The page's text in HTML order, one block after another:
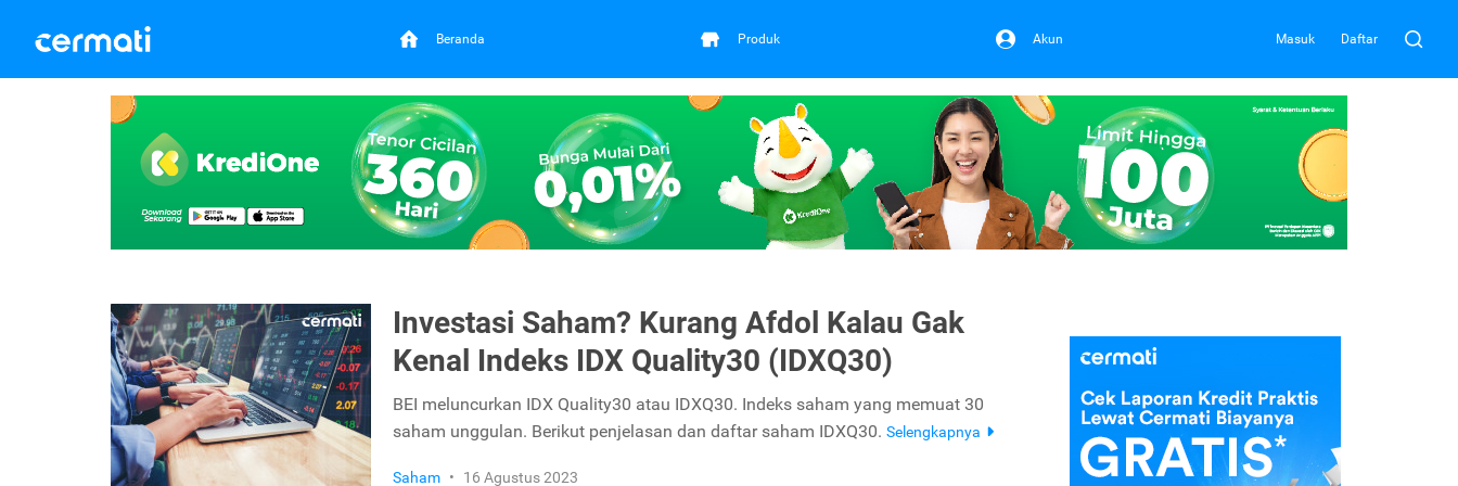
Beranda Produk Akun Masuk Daftar
Investasi Saham? Kurang Afdol Kalau Gak
Kenal Indeks IDX Quality30 (IDXQ30)
BEI meluncurkan IDX Quality30 atau IDXQ30. Indeks saham yang memuat 30
saham unggulan. Berikut penjelasan dan daftar saham IDXQ30. Selengkapnya
Saham • 16 Agustus 2023